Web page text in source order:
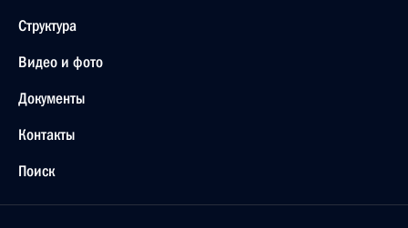
Структура
Видео и фото
Документы
Контакты
Поиск